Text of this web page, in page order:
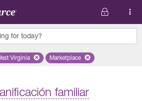
for today?
Remove selected state 'West Virginia'
Virginia Remove selected plan
Marketplace
familiar